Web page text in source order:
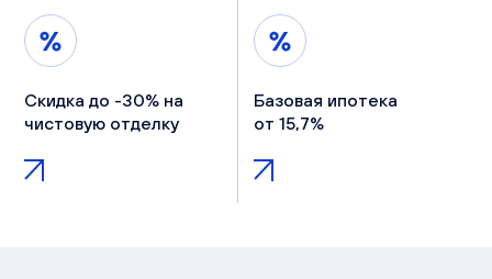
Скидка до -30% на
чистовую отделку
Базовая ипотека
от 15,7%